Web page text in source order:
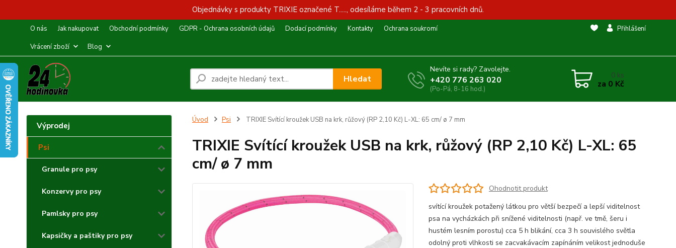
Objednávky s produkty TRIXIE označené T....., odesíláme během 2 - 3 pracovních dnů.
O nás Jak nakupovat Obchodní podmínky GDPR - Ochrana osobních údajů Dodací podmínky Kontakty
Ochrana soukromí
Vrácení zboží
Blog
Přihlášení
Hledat
Nevíte si rady? Zavolejte.
+420 776 263 020
(Po-Pá, 8-16 hod.)
0 ks
za 0 Kč
Výprodej
Psi
Granule pro psy
Konzervy pro psy
Pamlsky pro psy
Kapsičky a paštiky pro psy
Úvod Psi TRIXIE Svítící kroužek USB na krk, růžový (RP 2,10 Kč) L-XL: 65 cm/ ø 7 mm
TRIXIE Svítící kroužek USB na krk, růžový (RP 2,10 Kč) L-XL: 65
cm/ ø 7 mm
Ohodnotit produkt
svítící kroužek potažený látkou pro větší bezpečí a lepší viditelnost
psa na vycházkách při snížené viditelnosti (např. ve tmě, šeru i
hustém lesním porostu) cca 5 h blikání, cca 3 h souvislého světla
odolný proti vlhkosti se zacvakávacím zapínáním velikost jednoduše